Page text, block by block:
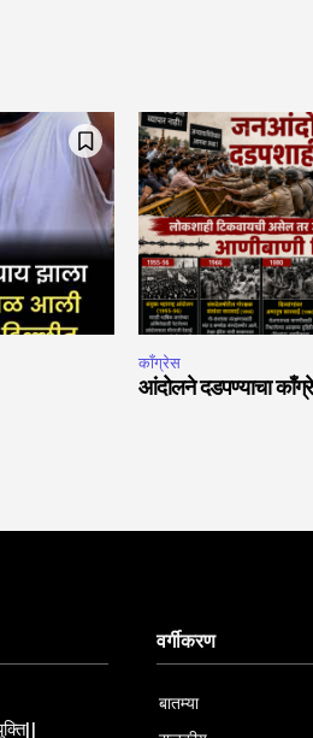
काँग्रेस
आंदोलने दडपण्याचा
वर्गीकरण
बातम्या